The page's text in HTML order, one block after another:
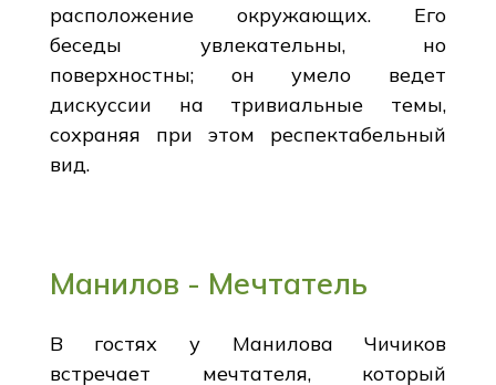
расположение окружающих. Его
беседы увлекательны, но
поверхностны; он умело ведет
дискуссии на тривиальные темы,
сохраняя при этом респектабельный
вид.
Манилов - Мечтатель
В гостях у Манилова Чичиков
встречает мечтателя, который